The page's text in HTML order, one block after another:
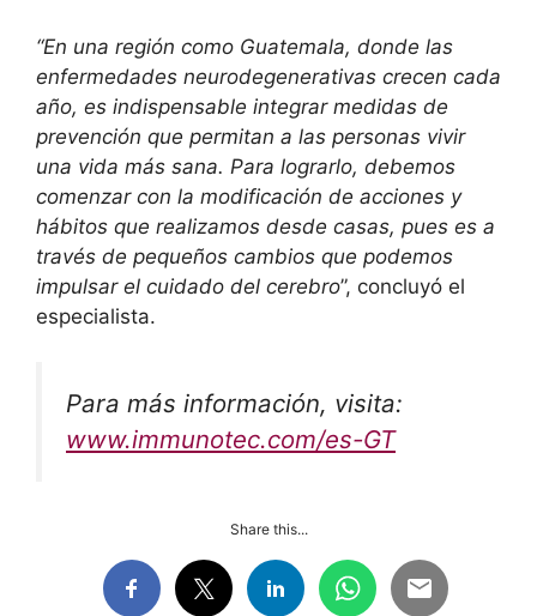
“En una región como Guatemala, donde las
enfermedades neurodegenerativas crecen cada
año, es indispensable integrar medidas de
prevención que permitan a las personas vivir
una vida más sana. Para lograrlo, debemos
comenzar con la modificación de acciones y
hábitos que realizamos desde casas, pues es a
través de pequeños cambios que podemos
impulsar el cuidado del cerebro”, concluyó el
especialista.
Para más información, visita:
www.immunotec.com/es-GT
Share this...